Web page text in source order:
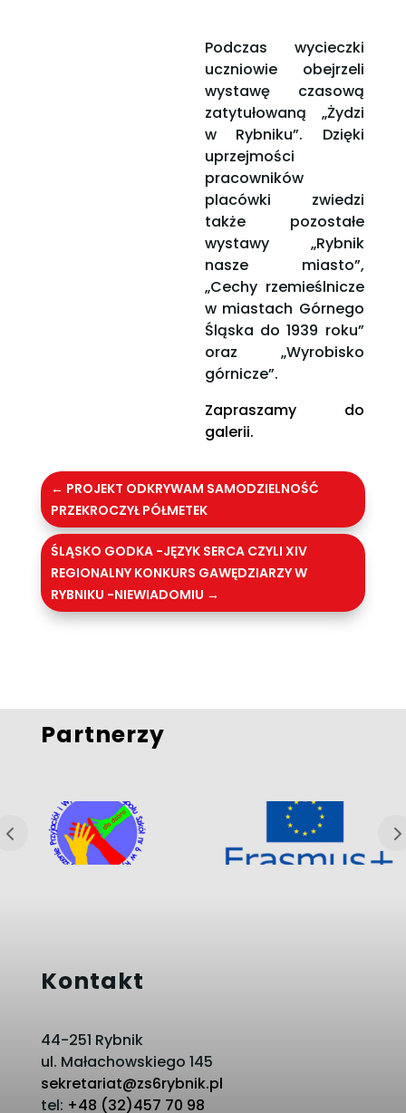
Podczas wycieczki
uczniowie obejrzeli
wystawę czasową
zatytułowaną „Żydzi
w Rybniku”. Dzięki
uprzejmości
pracowników
placówki zwiedzi
także pozostałe
wystawy „Rybnik
nasze miasto”,
„Cechy rzemieślnicze
w miastach Górnego
Śląska do 1939 roku”
oraz „Wyrobisko
górnicze”.
Zapraszamy do
galerii.
← PROJEKT ODKRYWAM SAMODZIELNOŚĆ
PRZEKROCZYŁ PÓŁMETEK
ŚLĄSKO GODKA -JĘZYK SERCA CZYLI XIV
REGIONALNY KONKURS GAWĘDZIARZY W
RYBNIKU -NIEWIADOMIU →
Partnerzy
Kontakt
44-251 Rybnik
ul. Małachowskiego 145
sekretariat@zs6rybnik.pl
tel: +48 (32)457 70 98